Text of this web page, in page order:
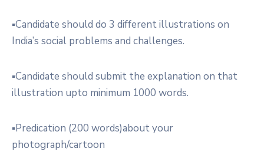
▪︎Candidate should do 3 different illustrations on
India’s social problems and challenges.
▪︎Candidate should submit the explanation on that
illustration upto minimum 1000 words.
▪︎Predication (200 words)about your
photograph/cartoon